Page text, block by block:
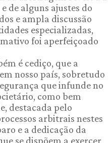
de alguns ajustes do
e ampla discussão
especializadas,
foi aperfeiçoado
é cediço, que a
nosso país, sobretudo
que infunde no
como bem
destacada pelo
arbitrais nestes
e a dedicação da
se dispõem a exercer